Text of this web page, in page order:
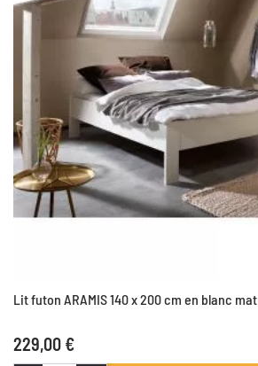
Lit futon ARAMIS 140 x 200 cm en blanc mat
229,00 €